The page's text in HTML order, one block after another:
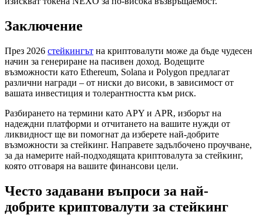
Заключение
През 2026 стейкингът на криптовалути може да бъде чудесен
начин за генериране на пасивен доход. Водещите
възможности като Ethereum, Solana и Polygon предлагат
различни награди – от ниски до високи, в зависимост от
вашата инвестиция и толерантността към риск.
Разбирането на термини като APY и APR, изборът на
надеждни платформи и отчитането на вашите нужди от
ликвидност ще ви помогнат да изберете най-добрите
възможности за стейкинг. Направете задълбочено проучване,
за да намерите най-подходящата криптовалута за стейкинг,
която отговаря на вашите финансови цели.
Често задавани въпроси за най-
добрите криптовалути за стейкинг